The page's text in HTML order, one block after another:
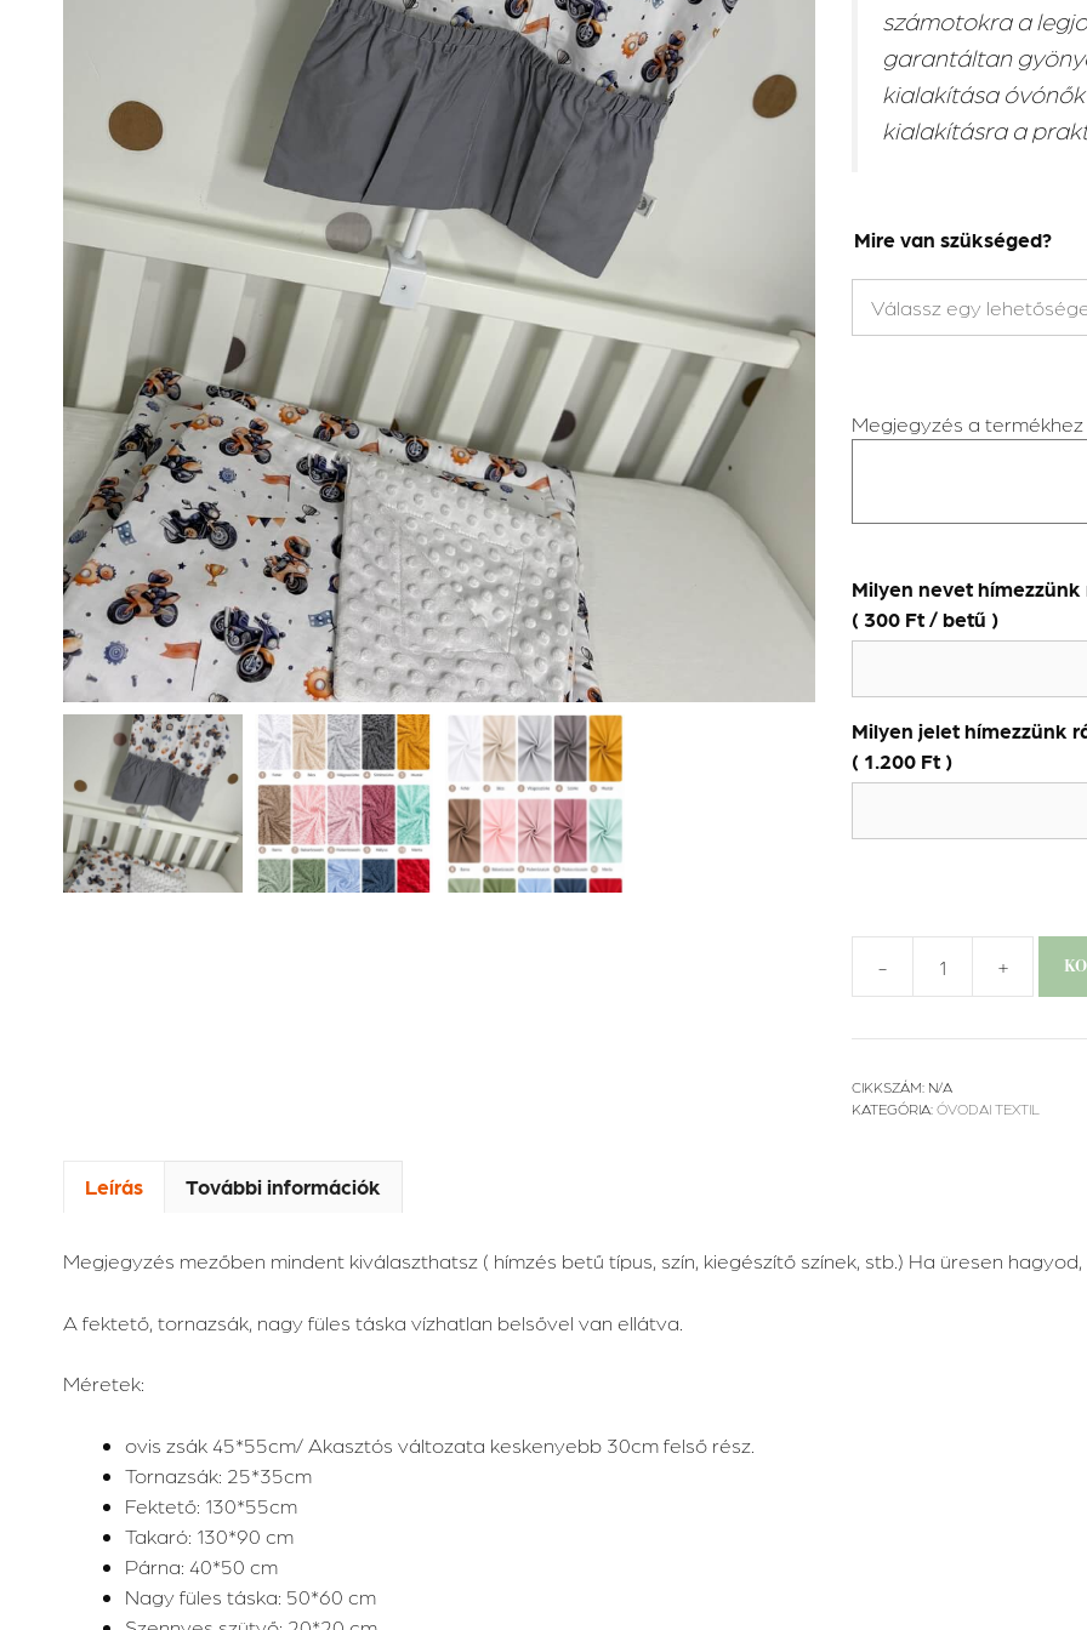
számotokra a
garantáltan
kialakítása
kialakításra a
Mire van szükséged?
Megjegyzés a termékhez
Milyen nevet hímezzünk
( 300 Ft / betű )
Milyen jelet hímezzünk
( 1.200 Ft )
-
-
mennyiség
+
CIKKSZÁM: N/A
KATEGÓRIA: ÓVODAI TEXTIL
Leírás További információk
Megjegyzés mezőben mindent kiválaszthatsz ( hímzés betű típus, szín, kiegészítő színek, stb.) Ha üresen
A fektető, tornazsák, nagy füles táska vízhatlan belsővel van ellátva.
Méretek:
ovis zsák 45*55cm/ Akasztós változata keskenyebb 30cm felső rész.
Tornazsák: 25*35cm
Fektető: 130*55cm
Takaró: 130*90 cm
Párna: 40*50 cm
Nagy füles táska: 50*60 cm